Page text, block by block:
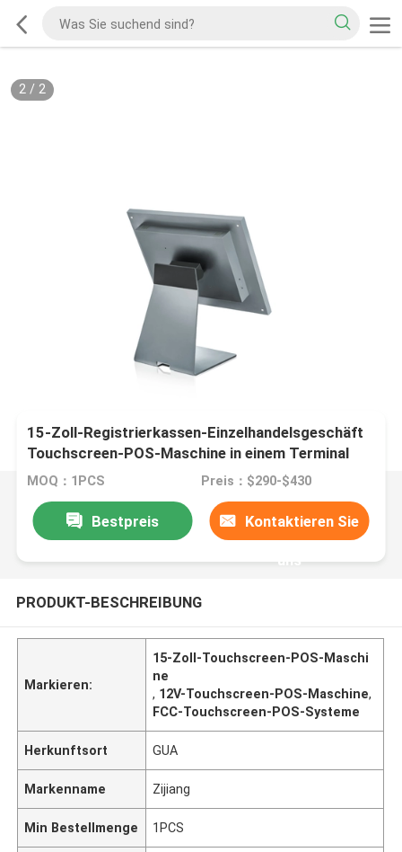
2/ 2
15-Zoll-Registrierkassen-Einzelhandelsgeschäft
Touchscreen-POS-Maschine in einem Terminal
MOQ：1PCS Preis：$290-$430
Bestpreis Kontaktieren Sie
uns
PRODUKT-BESCHREIBUNG
Markieren:
15-Zoll-Touchscreen-POS-Maschi
ne
, 12V-Touchscreen-POS-Maschine,
FCC-Touchscreen-POS-Systeme
Herkunftsort GUA
Markenname Zijiang
Min Bestellmenge 1PCS